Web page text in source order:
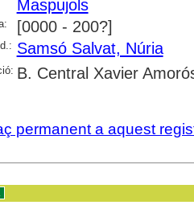
Maspujols
[0000 - 200?]
Samsó Salvat, Núria
B. Central Xavier
permanent a aquest